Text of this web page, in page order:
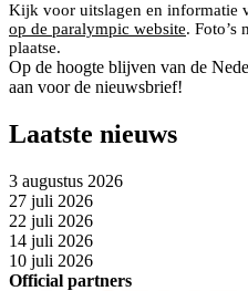
Kijk voor uitslagen en informatie
op de paralympic website. Foto’s
plaatse.
Op de hoogte blijven van de
aan voor de nieuwsbrief!
Laatste nieuws
3 augustus 2026
27 juli 2026
22 juli 2026
14 juli 2026
10 juli 2026
Official partners